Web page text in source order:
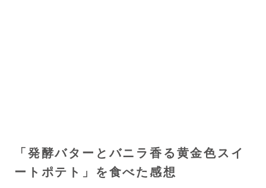
「発酵バターとバニラ香る黄金色スイ
ートポテト」を食べた感想